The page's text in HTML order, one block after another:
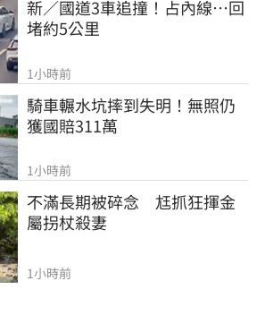
新／國道3車追撞！占內線…回
堵約5公里
1小時前
騎車輾水坑摔到失明！無照仍
獲國賠311萬
1小時前
不滿長期被碎念　尪抓狂揮金
屬拐杖殺妻
1小時前